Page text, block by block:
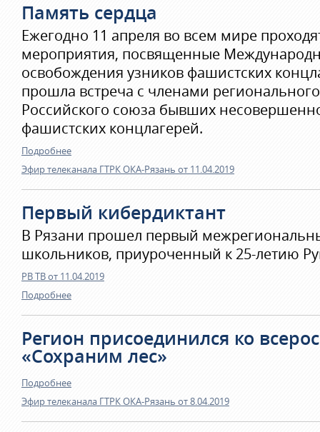
Память сердца
Ежегодно 11 апреля во всем мире
мероприятия, посвященные
освобождения узников фашистских
прошла встреча с членами
Российского союза бывших
фашистских концлагерей.
Подробнее
Эфир телеканала ГТРК ОКА-Рязань от 11.04.2019
Первый кибердиктант
В Рязани прошел первый
школьников, приуроченный к 25-летию
РВ ТВ от 11.04.2019
Подробнее
Регион присоединился ко
«Сохраним лес»
Подробнее
Эфир телеканала ГТРК ОКА-Рязань от 8.04.2019